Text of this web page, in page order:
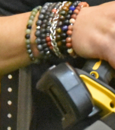
Share
Share